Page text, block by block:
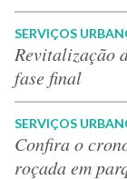
SERVIÇOS
Revitalização
fase final
SERVIÇOS
Confira o
roçada em